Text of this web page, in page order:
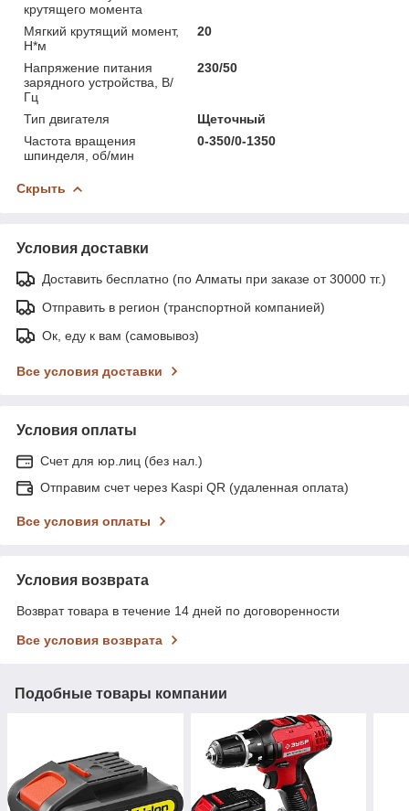
крутящего момента
Мягкий крутящий момент,
Н*м
20
Напряжение питания
зарядного устройства, В/
Гц
230/50
Тип двигателя
Щеточный
Частота вращения
шпинделя, об/мин
0-350/0-1350
Скрыть
Условия доставки
Доставить бесплатно (по Алматы при заказе от 30000 тг.)
Отправить в регион (транспортной компанией)
Ок, еду к вам (самовывоз)
Все условия доставки
Условия оплаты
Счет для юр.лиц (без нал.)
Отправим счет через Kaspi QR (удаленная оплата)
Все условия оплаты
Условия возврата
Возврат товара в течение 14 дней по договоренности
Все условия возврата
Подобные товары компании